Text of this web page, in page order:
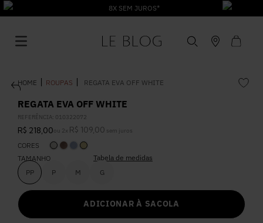
8X SEM JUROS*
ROUPAS REGATA EVA OFF WHITE
REGATA EVA OFF WHITE
REFERÊNCIA: 010322072
R$ 218,00 ou 2 x R$ 109 00 sem juros
CORES
TAMANHO
PP
P M G
Tabela de medidas
ADICIONAR À SACOLA
1º Vestido
2 Roupas